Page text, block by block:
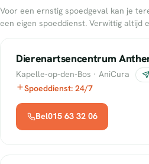
Voor een ernstig spoedgeval kan je
een eigen spoeddienst. Verwittig altijd
Dierenartsencentrum
Kapelle-op-den-Bos · AniCura
Spoeddienst: 24/7
Bel015 63 32 06